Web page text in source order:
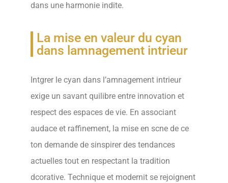
dans une harmonie indite.
La mise en valeur du cyan
dans lamnagement intrieur
Intgrer le cyan dans l’amnagement intrieur
exige un savant quilibre entre innovation et
respect des espaces de vie. En associant
audace et raffinement, la mise en scne de ce
ton demande de sinspirer des tendances
actuelles tout en respectant la tradition
dcorative. Technique et modernit se rejoignent